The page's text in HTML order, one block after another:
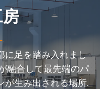
に足を踏み入れまし
融合して最先端のパ
が生み出される場所.